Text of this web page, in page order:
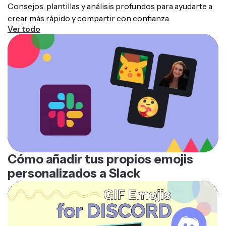
crear más rápido y compartir con confianza.
Ver todo
Cómo añadir tus propios emojis
personalizados a Slack